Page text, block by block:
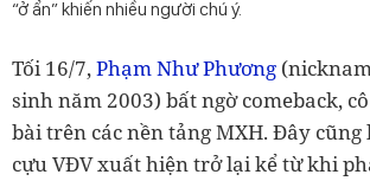
“ở ẩn” khiến nhiều người chú ý.
Tối 16/7,Phạm Như Phương
sinh năm 2003) bất ngờ comeback,
bài trên các nền tảng MXH. Đây
cựu VĐV xuất hiện trở lại kể từ khi